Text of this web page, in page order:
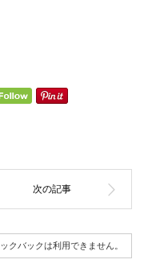
ックバックは利用できません。